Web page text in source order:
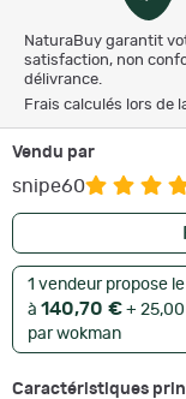
NaturaBuy garantit
satisfaction, non
délivrance.
Frais calculés lors de
Vendu par
snipe60
1 vendeur propose
à 140,70 € +
par wokman
Caractéristiques